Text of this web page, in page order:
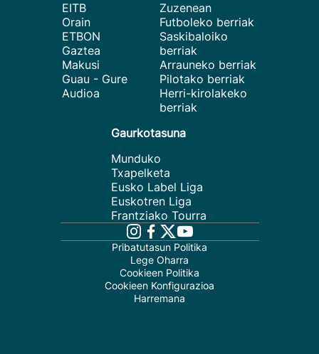
EITB
Orain
ETBON
Gaztea
Makusi
Guau - Gure
Audioa
Zuzenean
Futboleko berriak
Saskibaloiko
berriak
Arrauneko berriak
Pilotako berriak
Herri-kirolakeko
berriak
Gaurkotasuna
Munduko
Txapelketa
Eusko Label Liga
Euskotren Liga
Frantziako Tourra
Pribatutasun Politika
Lege Oharra
Cookieen Politika
Cookieen Konfigurazioa
Harremana